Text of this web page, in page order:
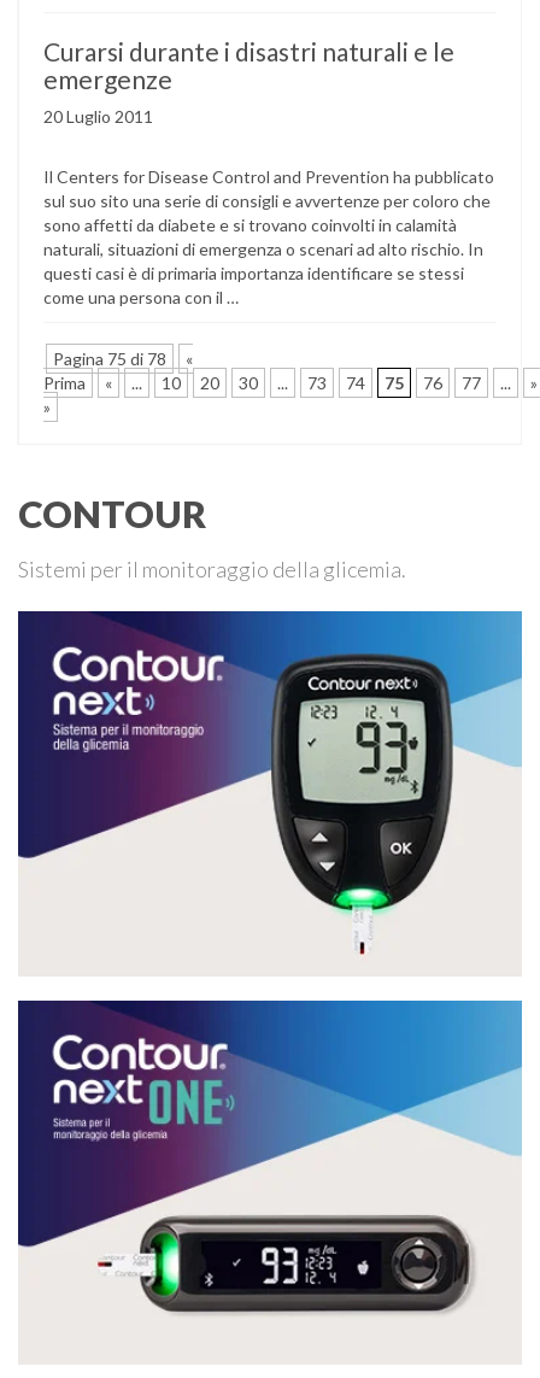
Curarsi durante i disastri naturali e le
emergenze
20 Luglio 2011
Il Centers for Disease Control and Prevention ha pubblicato
sul suo sito una serie di consigli e avvertenze per coloro che
sono affetti da diabete e si trovano coinvolti in calamità
naturali, situazioni di emergenza o scenari ad alto rischio. In
questi casi è di primaria importanza identificare se stessi
come una persona con il …
Pagina 75 di 78
«
Prima
« ... 10 20 30 ... 73 74 75 76 77 ...
»
»
CONTOUR
Sistemi per il monitoraggio della glicemia.